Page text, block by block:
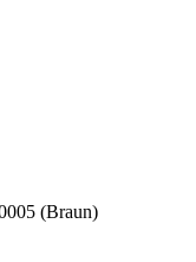
(Braun)